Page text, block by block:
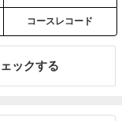
コースレコード
ックする